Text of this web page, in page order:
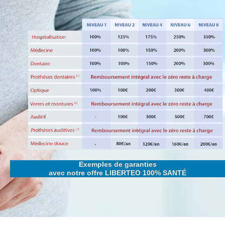
Exemples de garanties
avec notre offre LIBERTEO 100% SANTÉ